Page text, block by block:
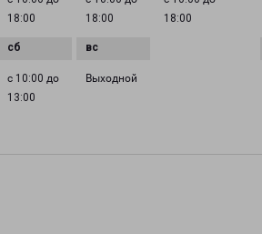
18:00
18:00
18:00
с 10:00 до
13:00
Выходной